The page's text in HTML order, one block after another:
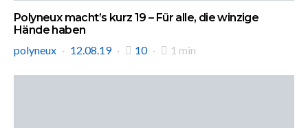
Polyneux macht’s kurz 19 – Für alle, die winzige
Hände haben
polyneux
12.08.19 10 1 min